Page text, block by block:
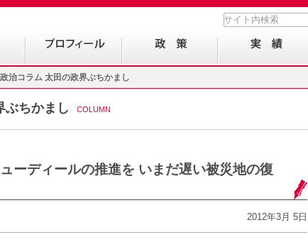
政治コラム 太田の政界ぶちかまし
ちかまし COLUMN
ーディールの推進を いまだ遅い被災地の復
2012年3月 5日